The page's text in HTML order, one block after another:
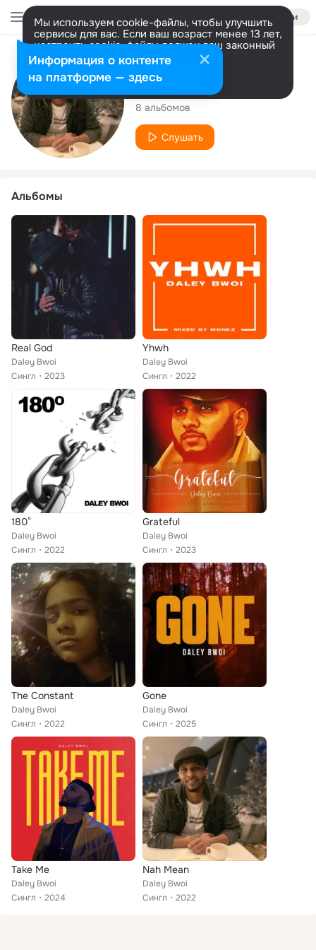
Войти
Мы используем cookie-файлы, чтобы улучшить
сервисы для вас. Если ваш возраст менее 13 лет,
настроить cookie-файлы должен ваш законный
представитель. Больше информации
Разрешить все Настроить
Исполнитель
Daley Bwoi
8 альбомов
Слушать
Альбомы
Real God
Daley Bwoi
Сингл
2023
Yhwh
Daley Bwoi
Сингл
2022
180°
Daley Bwoi
Сингл
2022
Grateful
Daley Bwoi
Сингл
2023
The Constant
Daley Bwoi
Сингл
2022
Gone
Daley Bwoi
Сингл
2025
Take Me
Daley Bwoi
Сингл
2024
Nah Mean
Daley Bwoi
Сингл
2022
Информация о контенте
на платформе — здесь